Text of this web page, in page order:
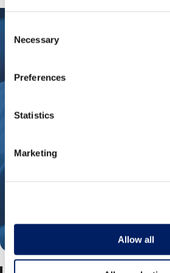
Selection
Necessary
Preferences
Statistics
Marketing
Allow all